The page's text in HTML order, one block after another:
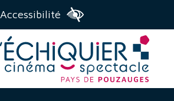
Accessibilité